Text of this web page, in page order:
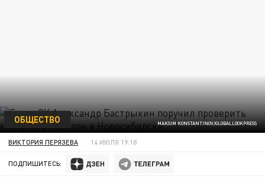
MAKSIM KONSTANTINOV/GLOBALLOOKPRESS
ОБЩЕСТВО
ВИКТОРИЯ ПЕРЯЗЕВА 14 ИЮЛЯ 19:18
ПОДПИШИТЕСЬ: